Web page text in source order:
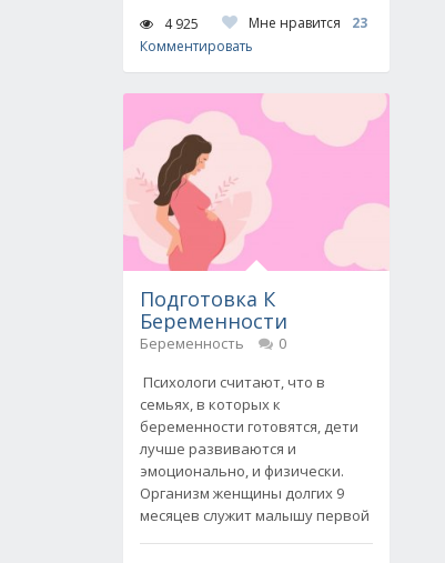
4 925 Мне нравится
23
Комментировать
Подготовка К
Беременности
Беременность
0
Психологи считают, что в
семьях, в которых к
беременности готовятся, дети
лучше развиваются и
эмоционально, и физически.
Организм женщины долгих 9
месяцев служит малышу первой